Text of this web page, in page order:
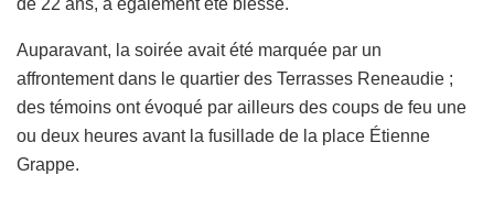
de 22 ans, a également été blessé.
Auparavant, la soirée avait été marquée par un
affrontement dans le quartier des Terrasses Reneaudie ;
des témoins ont évoqué par ailleurs des coups de feu une
ou deux heures avant la fusillade de la place Étienne
Grappe.